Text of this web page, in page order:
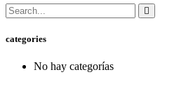
categories
No hay categorías